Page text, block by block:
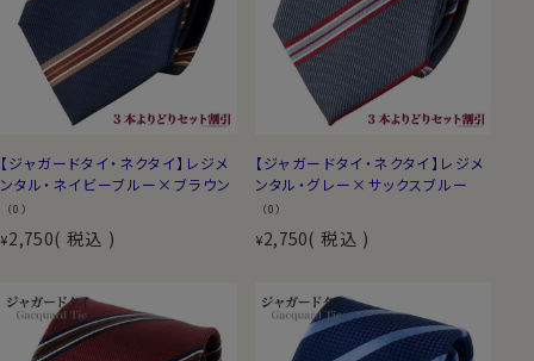
【ジャガードタイ・ネクタイ】レジメ
ンタル・ネイビーブルー×ブラウン
（0）
¥2,750 税込
【ジャガードタイ・ネクタイ】レジメ
ンタル・グレー×サックスブルー
（0）
¥2,750 税込